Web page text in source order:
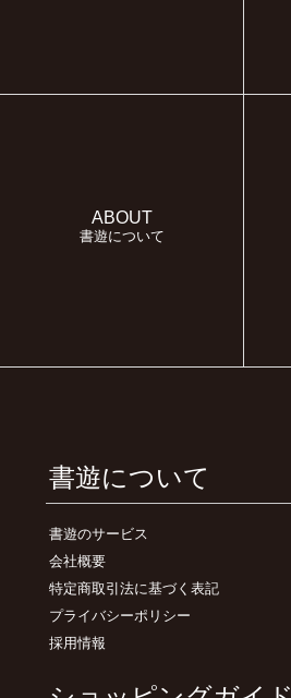
ABOUT
書遊について
書遊について
書遊のサービス
会社概要
特定商取引法に基づく表記
プライバシーポリシー
採用情報